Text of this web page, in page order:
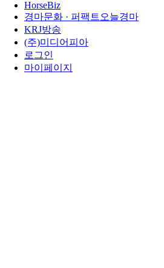
HorseBiz
경마문화 · 퍼팩트오늘경마
KRJ방송
(주)미디어피아
로그인
마이페이지